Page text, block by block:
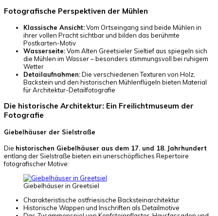
Fotografische Perspektiven der Mühlen
Klassische Ansicht:Vom Ortseingang sind beide Mühlen in
ihrer vollen Pracht sichtbar und bilden das berühmte
Postkarten-Motiv
Wasserseite:Vom Alten Greetsieler Sieltief aus spiegeln sich
die Mühlen im Wasser – besonders stimmungsvoll bei ruhigem
Wetter
Detailaufnahmen:Die verschiedenen Texturen von Holz,
Backstein und den historischen Mühlenflügeln bieten Material
für Architektur-Detailfotografie
Die historische Architektur: Ein Freilichtmuseum der
Fotografie
Giebelhäuser der Sielstraße
Die historischen Giebelhäuser aus dem 17. und 18. Jahrhundert
entlang der Sielstraße bieten ein unerschöpfliches Repertoire
fotografischer Motive:
Giebelhäuser in Greetsiel
Charakteristische ostfriesische Backsteinarchitektur
Historische Wappen und Inschriften als Detailmotive